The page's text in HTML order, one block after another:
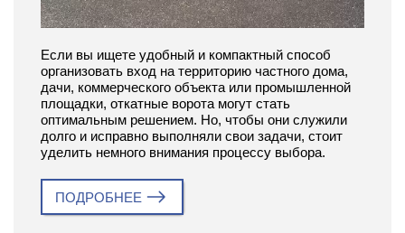
Если вы ищете удобный и компактный способ
организовать вход на территорию частного дома,
дачи, коммерческого объекта или промышленной
площадки, откатные ворота могут стать
оптимальным решением. Но, чтобы они служили
долго и исправно выполняли свои задачи, стоит
уделить немного внимания процессу выбора.
ПОДРОБНЕЕ